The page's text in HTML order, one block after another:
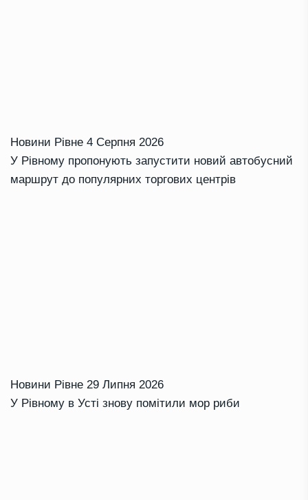
Новини Рівне 4 Серпня 2026
У Рівному пропонують запустити новий автобусний
маршрут до популярних торгових центрів
Новини Рівне 29 Липня 2026
У Рівному в Усті знову помітили мор риби